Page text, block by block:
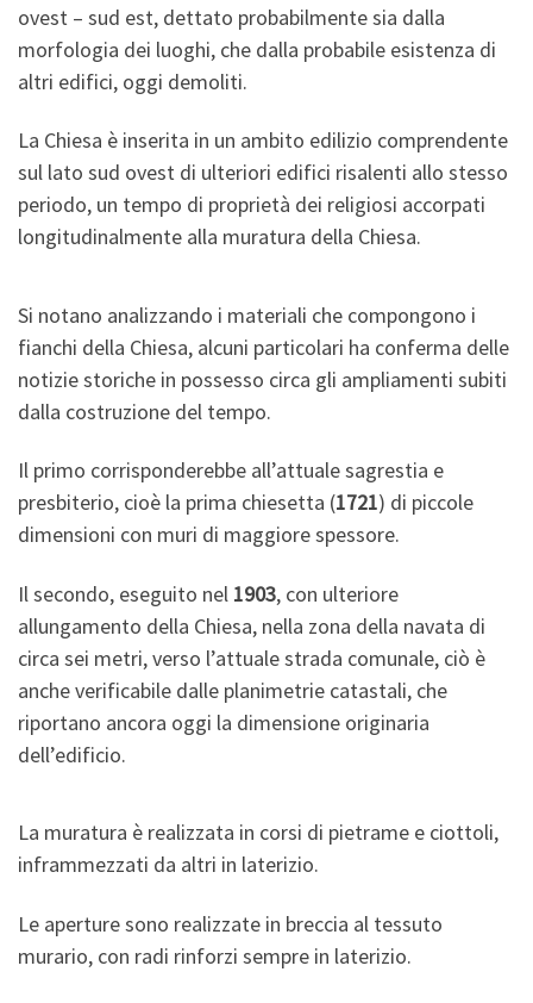
ovest – sud est, dettato probabilmente sia dalla
morfologia dei luoghi, che dalla probabile esistenza di
altri edifici, oggi demoliti.
La Chiesa è inserita in un ambito edilizio comprendente
sul lato sud ovest di ulteriori edifici risalenti allo stesso
periodo, un tempo di proprietà dei religiosi accorpati
longitudinalmente alla muratura della Chiesa.
Si notano analizzando i materiali che compongono i
fianchi della Chiesa, alcuni particolari ha conferma delle
notizie storiche in possesso circa gli ampliamenti subiti
dalla costruzione del tempo.
Il primo corrisponderebbe all’attuale sagrestia e
presbiterio, cioè la prima chiesetta (1721) di piccole
dimensioni con muri di maggiore spessore.
Il secondo, eseguito nel 1903, con ulteriore
allungamento della Chiesa, nella zona della navata di
circa sei metri, verso l’attuale strada comunale, ciò è
anche verificabile dalle planimetrie catastali, che
riportano ancora oggi la dimensione originaria
dell’edificio.
La muratura è realizzata in corsi di pietrame e ciottoli,
inframmezzati da altri in laterizio.
Le aperture sono realizzate in breccia al tessuto
murario, con radi rinforzi sempre in laterizio.